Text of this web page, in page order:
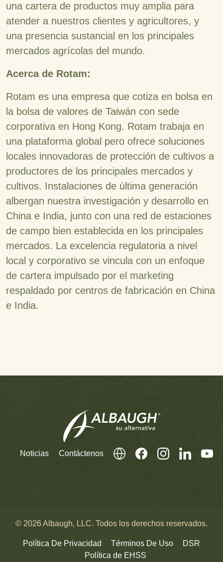
una cartera de productos muy amplia para
atender a nuestros clientes y agricultores, y
una presencia sustancial en los principales
mercados agrícolas del mundo.
Acerca de Rotam:
Rotam es una empresa que cotiza en bolsa en
la bolsa de valores de Taiwán con sede
corporativa en Hong Kong. Rotam trabaja en
una plataforma global pero ofrece soluciones
locales innovadoras de protección de cultivos a
productores de los principales mercados y
cultivos. Instalaciones de última generación
albergan nuestra investigación y desarrollo en
China e India, junto con una red de estaciones
de campo bien establecida en los principales
mercados. La excelencia regulatoria a nivel
local y corporativo se vincula con un enfoque
de cartera impulsado por el marketing
respaldado por centros de fabricación en China
e India.
Noticias Contáctenos
© 2026 Albaugh, LLC. Todos los derechos reservados.
Política De Privacidad Términos De Uso
DSR
Política de EHSS